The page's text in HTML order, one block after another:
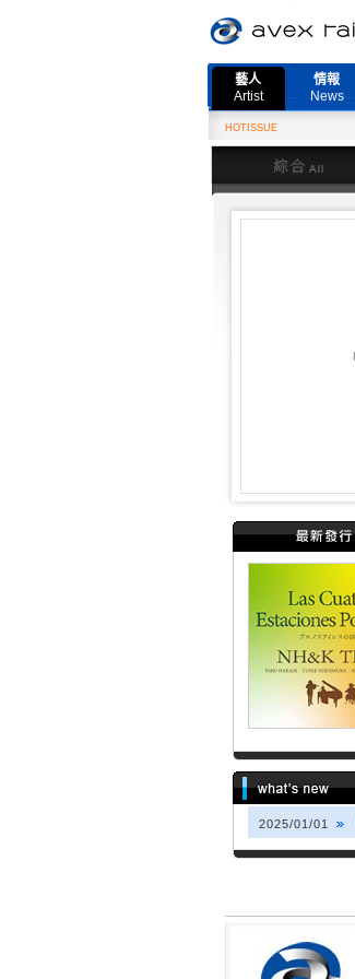
藝人
Artist
情報
News
HOTISSUE
綜合
最新發行
2025/01/01